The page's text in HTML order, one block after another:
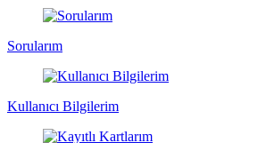
Sorularım
Kullanıcı Bilgilerim